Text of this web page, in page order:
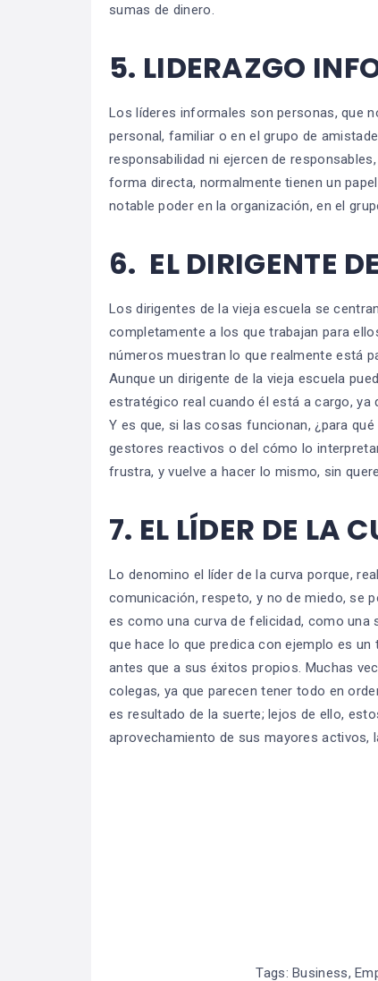
sumas de dinero.
5. LIDERAZGO
Los líderes informales son personas, que
personal, familiar o en el grupo de
responsabilidad ni ejercen de
forma directa, normalmente tienen un
notable poder en la organización, en el
6. EL DIRIGENTE
Los dirigentes de la vieja escuela se
completamente a los que trabajan para
números muestran lo que realmente está
Aunque un dirigente de la vieja escuela
estratégico real cuando él está a cargo,
Y es que, si las cosas funcionan, ¿para
gestores reactivos o del cómo lo
frustra, y vuelve a hacer lo mismo, sin
7. EL LÍDER DE LA
Lo denomino el líder de la curva porque,
comunicación, respeto, y no de miedo, se
es como una curva de felicidad, como una
que hace lo que predica con ejemplo es
antes que a sus éxitos propios. Muchas
colegas, ya que parecen tener todo en
es resultado de la suerte; lejos de ello,
aprovechamiento de sus mayores activos,
Tags:Business,